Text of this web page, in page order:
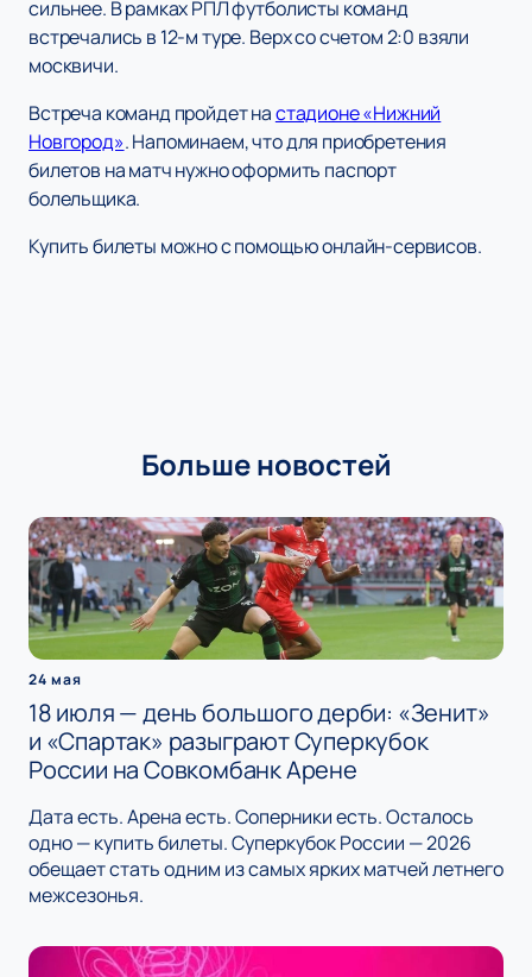
сильнее. В рамках РПЛ футболисты команд
встречались в 12-м туре. Верх со счетом 2:0 взяли
москвичи.
Встреча команд пройдет настадионе «Нижний
Новгород». Напоминаем, что для приобретения
билетов на матч нужно оформить паспорт
болельщика.
Купить билеты можно с помощью онлайн-сервисов.
Больше новостей
24 мая
18 июля — день большого дерби: «Зенит»
и «Спартак» разыграют Суперкубок
России на Совкомбанк Арене
Дата есть. Арена есть. Соперники есть. Осталось
одно — купить билеты. Суперкубок России — 2026
обещает стать одним из самых ярких матчей летнего
межсезонья.